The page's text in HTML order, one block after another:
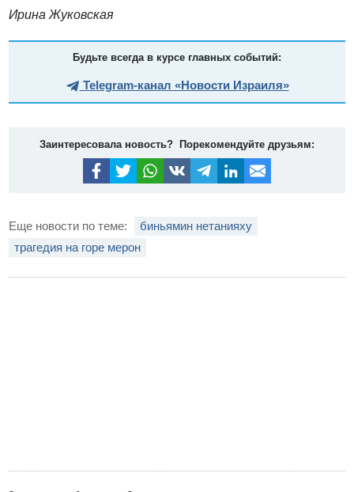
Ирина Жуковская
Будьте всегда в курсе главных событий:
Telegram-канал «Новости Израиля»
Заинтересовала новость? Порекомендуйте друзьям:
Еще новости по теме:
биньямин нетанияху
трагедия на горе мерон